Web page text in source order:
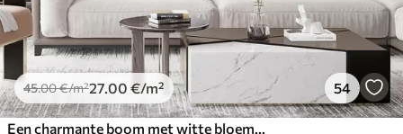
45.00€/m²27 .00 €/m² 54